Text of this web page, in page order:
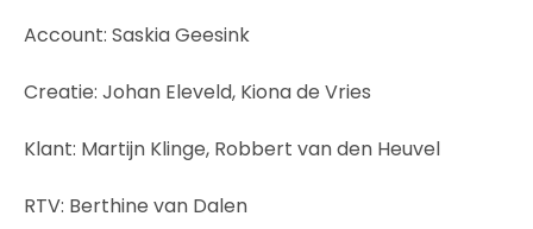
Account: Saskia Geesink
Creatie: Johan Eleveld, Kiona de Vries
Klant: Martijn Klinge, Robbert van den Heuvel
RTV: Berthine van Dalen